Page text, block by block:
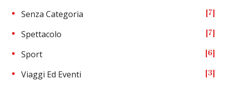
Senza Categoria 7
Spettacolo 7
Sport 6
Viaggi Ed Eventi 3